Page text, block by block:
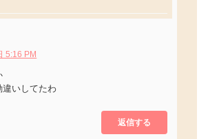
5:16 PM
いしてたわ
返信する